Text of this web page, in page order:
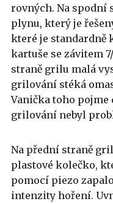
rovných. Na spodní
plynu, který je
které je
kartuše se závitem
straně grilu malá
grilování stéká
Vanička toho
grilování nebyl
Na přední straně
plastové kolečko,
pomocí piezo
intenzity hoření.